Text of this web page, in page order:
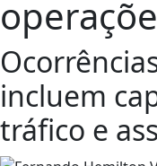
incluem
tráfico e